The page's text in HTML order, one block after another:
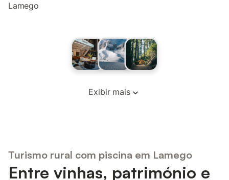
Lamego
Exibir mais
Turismo rural com piscina em Lamego
Entre vinhas, património e